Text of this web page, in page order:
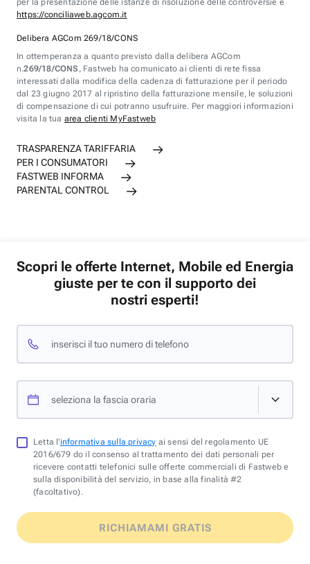
per la presentazione delle istanze di risoluzione delle controversie è
https://conciliaweb.agcom.it
Delibera AGCom 269/18/CONS
In ottemperanza a quanto previsto dalla delibera AGCom
n.269/18/CONS , Fastweb ha comunicato ai clienti di rete fissa
interessati dalla modifica della cadenza di fatturazione per il periodo
dal 23 giugno 2017 al ripristino della fatturazione mensile, le soluzioni
di compensazione di cui potranno usufruire. Per maggiori informazioni
visita la tua area clienti MyFastweb
TRASPARENZA TARIFFARIA
PER I CONSUMATORI
FASTWEB INFORMA
PARENTAL CONTROL
Scopri le offerte Internet, Mobile ed Energia
giuste per te con il supporto dei
nostri esperti!
inserisci il tuo numero di telefono
seleziona la fascia oraria
Letta l'informativa sulla privacy ai sensi del regolamento UE
2016/679 do il consenso al trattamento dei dati personali per
ricevere contatti telefonici sulle offerte commerciali di Fastweb e
sulla disponibilità del servizio, in base alla finalità #2
(facoltativo).
RICHIAMAMI GRATIS